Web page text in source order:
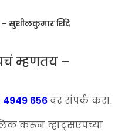
सुशीलकुमार शिंदे
म्हणतय –
4949 656वर संपर्क करा.
करून व्हाट्सएपच्या